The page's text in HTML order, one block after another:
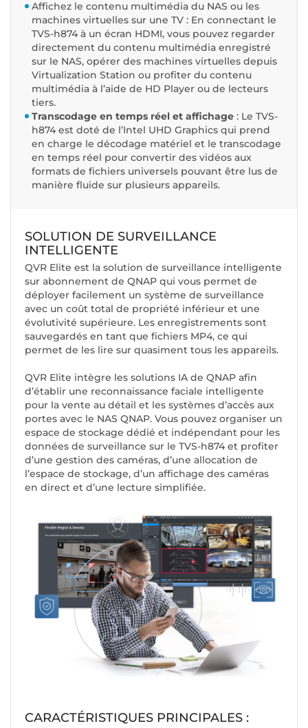
Affichez le contenu multimédia du NAS ou les
machines virtuelles sur une TV : En connectant le
TVS-h874 à un écran HDMI, vous pouvez regarder
directement du contenu multimédia enregistré
sur le NAS, opérer des machines virtuelles depuis
Virtualization Station ou profiter du contenu
multimédia à l’aide de HD Player ou de lecteurs
tiers.
Transcodage en temps réel et affichage : Le TVS-
h874 est doté de l’Intel UHD Graphics qui prend
en charge le décodage matériel et le transcodage
en temps réel pour convertir des vidéos aux
formats de fichiers universels pouvant être lus de
manière fluide sur plusieurs appareils.
SOLUTION DE SURVEILLANCE
INTELLIGENTE
QVR Elite est la solution de surveillance intelligente
sur abonnement de QNAP qui vous permet de
déployer facilement un système de surveillance
avec un coût total de propriété inférieur et une
évolutivité supérieure. Les enregistrements sont
sauvegardés en tant que fichiers MP4, ce qui
permet de les lire sur quasiment tous les appareils.
QVR Elite intègre les solutions IA de QNAP afin
d’établir une reconnaissance faciale intelligente
pour la vente au détail et les systèmes d’accès aux
portes avec le NAS QNAP. Vous pouvez organiser un
espace de stockage dédié et indépendant pour les
données de surveillance sur le TVS-h874 et profiter
d’une gestion des caméras, d’une allocation de
l’espace de stockage, d’un affichage des caméras
en direct et d’une lecture simplifiée.
CARACTÉRISTIQUES PRINCIPALES :